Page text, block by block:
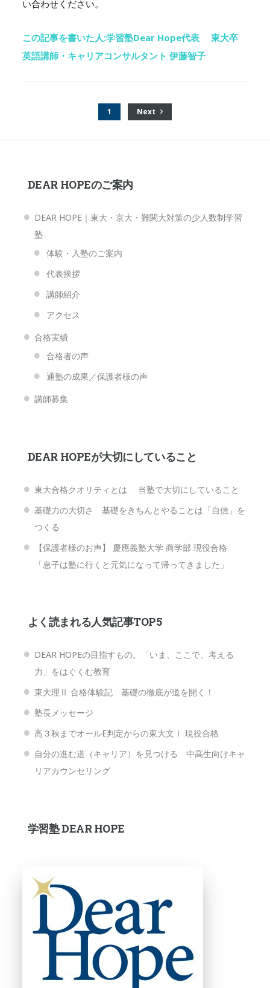
い合わせください。
この記事を書いた人:学習塾Dear Hope代表 東大卒
英語講師・キャリアコンサルタント 伊藤智子
1 Next
DEAR HOPEのご案内
DEAR HOPE｜東大・京大・難関大対策の少人数制学習
塾
体験・入塾のご案内
代表挨拶
講師紹介
アクセス
合格実績
合格者の声
通塾の成果／保護者様の声
講師募集
DEAR HOPEが大切にしていること
東大合格クオリティとは 当塾で大切にしていること
基礎力の大切さ 基礎をきちんとやることは「自信」を
つくる
【保護者様のお声】 慶應義塾大学 商学部 現役合格
「息子は塾に行くと元気になって帰ってきました」
よく読まれる人気記事TOP5
DEAR HOPEの目指すもの。「いま、ここで、考える
力」をはぐくむ教育
東大理Ⅱ 合格体験記 基礎の徹底が道を開く！
塾長メッセージ
高３秋までオールE判定からの東大文Ⅰ 現役合格
自分の進む道（キャリア）を見つける 中高生向けキャ
リアカウンセリング
学習塾 DEAR HOPE